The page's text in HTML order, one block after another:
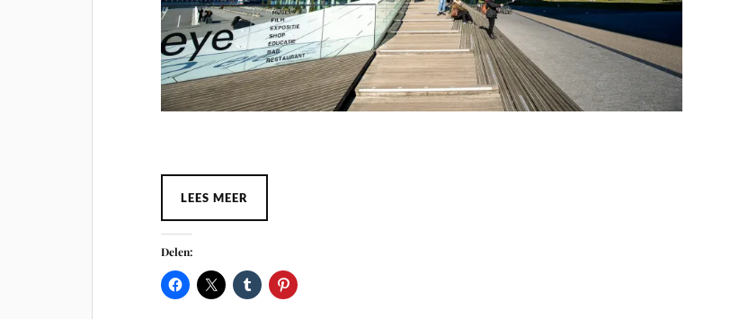
LEES MEER
Delen: